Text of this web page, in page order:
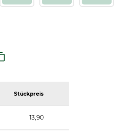
Stückpreis
13,90